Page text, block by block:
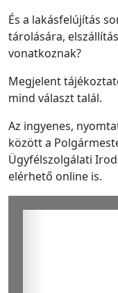
És a lakásfelújítás
tárolására,
vonatkoznak?
Megjelent
mind választ talál.
Az ingyenes,
között a
Ügyfélszolgálati
elérhető online is.